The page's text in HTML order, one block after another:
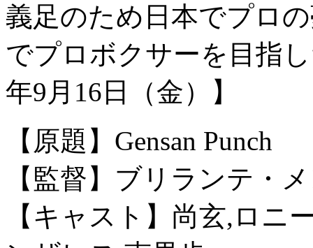
義足のため日本でプロ
でプロボクサーを目指
年9月16日（金）】
【原題】Gensan Punch
【監督】ブリランテ・
【キャスト】尚玄,ロニ